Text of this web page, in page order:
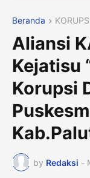
Beranda
Aliansi
Kejatisu
Korupsi
by Redaksi -